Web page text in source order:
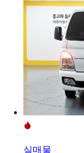
실매물